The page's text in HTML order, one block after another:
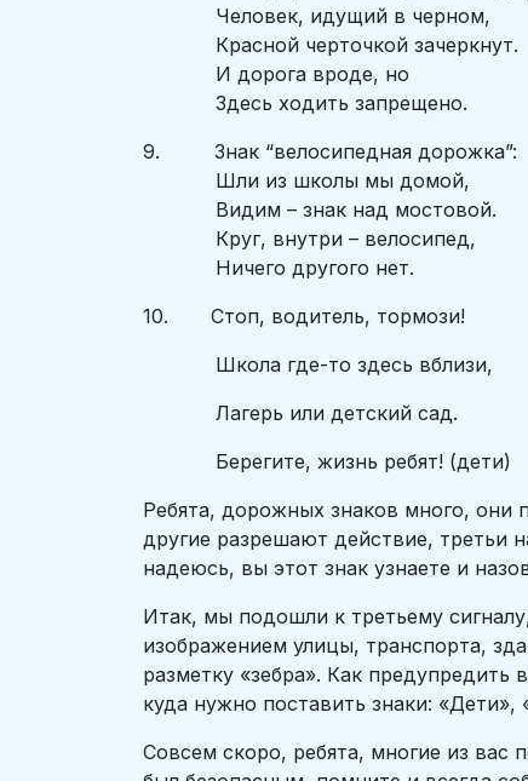
Человек, идущий в черном,
Красной черточкой зачеркнут.
И дорога вроде, но
Здесь ходить запрещено.
9. Знак “велосипедная дорожка”:
Шли из школы мы домой,
Видим – знак над мостовой.
Круг, внутри – велосипед,
Ничего другого нет.
10. Стоп, водитель, тормози!
Школа где-то здесь вблизи,
Лагерь или детский сад.
Берегите, жизнь ребят! (дети)
Ребята, дорожных знаков много, они
другие разрешают действие, третьи
надеюсь, вы этот знак узнаете и
Итак, мы подошли к третьему
изображением улицы, транспорта,
разметку «зебра». Как
куда нужно поставить знаки:
Совсем скоро, ребята, многие из